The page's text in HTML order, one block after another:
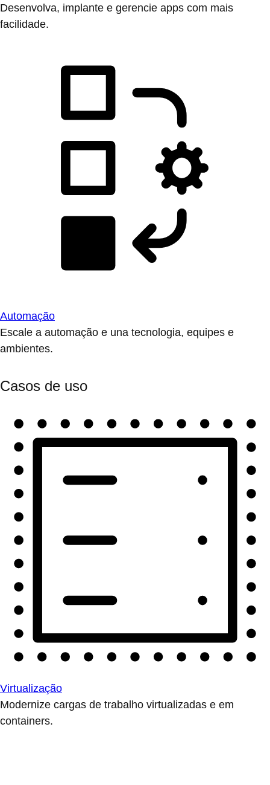
Desenvolva, implante e gerencie apps com mais
facilidade.
Automação
Escale a automação e una tecnologia, equipes e
ambientes.
Casos de uso
Virtualização
Modernize cargas de trabalho virtualizadas e em
containers.